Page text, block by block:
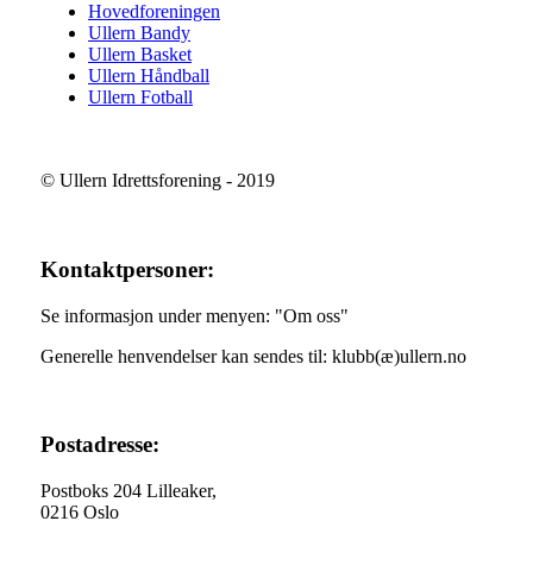
Hovedforeningen
Ullern Bandy
Ullern Basket
Ullern Håndball
Ullern Fotball
© Ullern Idrettsforening - 2019
Kontaktpersoner:
Se informasjon under menyen: "Om oss"
Generelle henvendelser kan sendes til: klubb(æ)ullern.no
Postadresse:
Postboks 204 Lilleaker,
0216 Oslo